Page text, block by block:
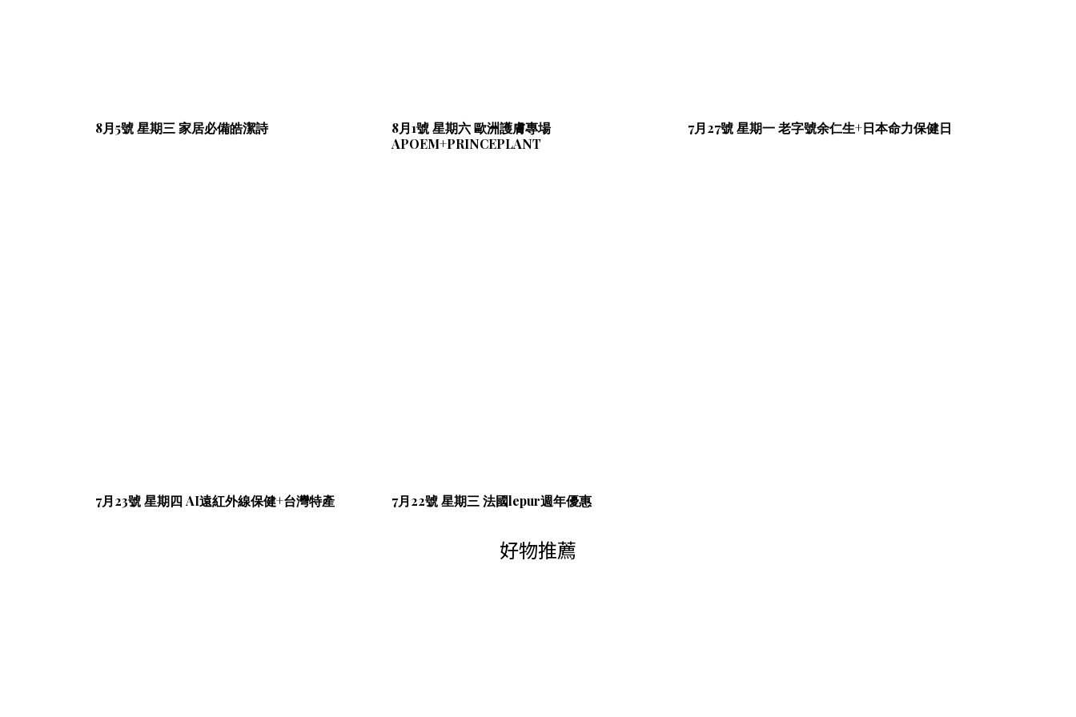
8月5號 星期三 家居必備皓潔詩
8月1號 星期六 歐洲護膚專場
APOEM+PRINCEPLANT
7月27號 星期一 老字號余仁生+日本命力保健日
7月23號 星期四 AI遠紅外線保健+台灣特產 7月22號 星期三 法國lepur週年優惠
好物推薦